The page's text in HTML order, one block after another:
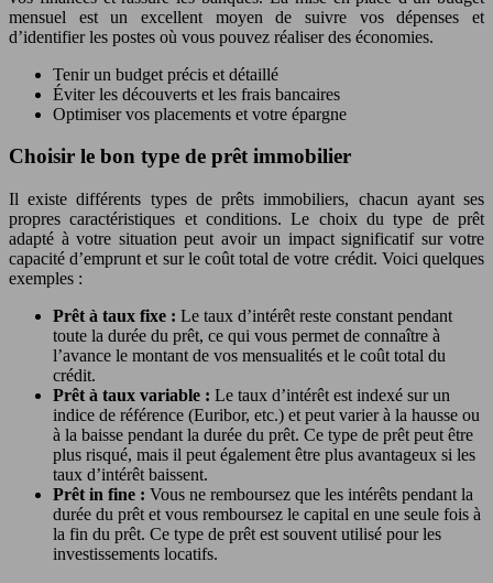
mensuel est un excellent moyen de suivre vos dépenses et
d’identifier les postes où vous pouvez réaliser des économies.
Tenir un budget précis et détaillé
Éviter les découverts et les frais bancaires
Optimiser vos placements et votre épargne
Choisir le bon type de prêt immobilier
Il existe différents types de prêts immobiliers, chacun ayant ses
propres caractéristiques et conditions. Le choix du type de prêt
adapté à votre situation peut avoir un impact significatif sur votre
capacité d’emprunt et sur le coût total de votre crédit. Voici quelques
exemples :
Prêt à taux fixe : Le taux d’intérêt reste constant pendant
toute la durée du prêt, ce qui vous permet de connaître à
l’avance le montant de vos mensualités et le coût total du
crédit.
Prêt à taux variable : Le taux d’intérêt est indexé sur un
indice de référence (Euribor, etc.) et peut varier à la hausse ou
à la baisse pendant la durée du prêt. Ce type de prêt peut être
plus risqué, mais il peut également être plus avantageux si les
taux d’intérêt baissent.
Prêt in fine : Vous ne remboursez que les intérêts pendant la
durée du prêt et vous remboursez le capital en une seule fois à
la fin du prêt. Ce type de prêt est souvent utilisé pour les
investissements locatifs.